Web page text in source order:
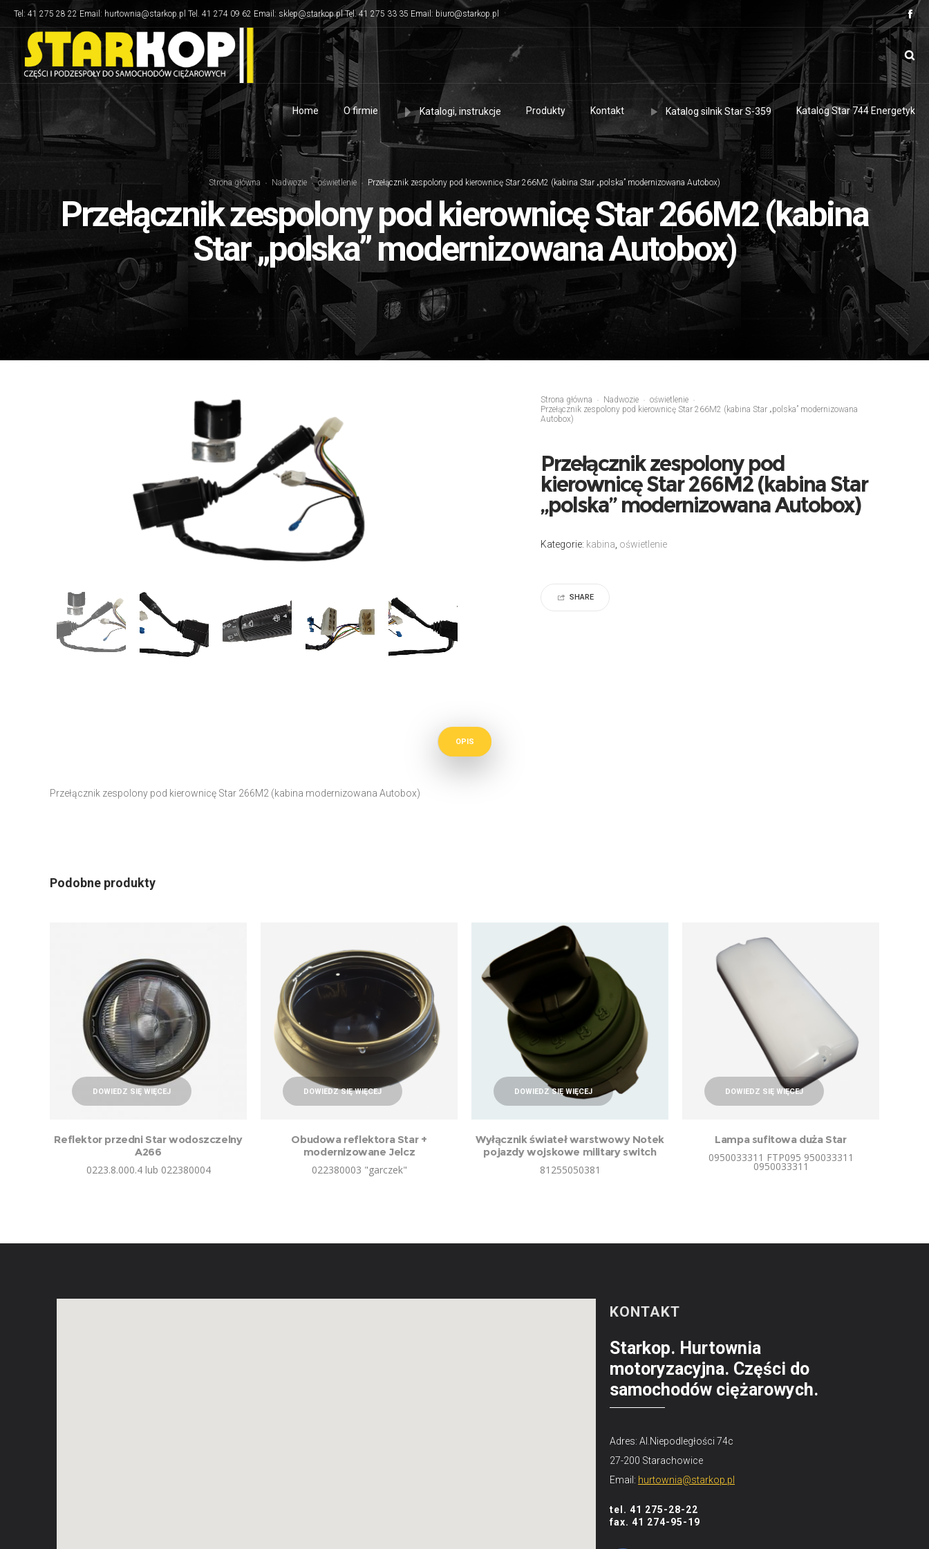
Tel: 41 275 28 22 Email: hurtownia@starkop.pl Tel. 41 274 09 62 Email: sklep@starkop.pl Tel. 41 275 33 35 Email: biuro@starkop.pl
Home O firmie Katalogi, instrukcje Produkty Kontakt Katalog silnik Star S-359 Katalog Star 744 Energetyk
Strona główna Nadwozie oświetlenie Przełącznik zespolony pod kierownicę Star 266M2 (kabina Star „polska” modernizowana Autobox)
Przełącznik zespolony pod kierownicę Star 266M2 (kabina
Star „polska” modernizowana Autobox)
Strona główna Nadwozie
oświetlenie
Przełącznik zespolony pod kierownicę Star 266M2 (kabina Star „polska” modernizowana
Autobox)
Przełącznik zespolony pod
kierownicę Star 266M2 (kabina Star
„polska” modernizowana Autobox)
Kategorie: kabina oświetlenie
SHARE
OPIS
Przełącznik zespolony pod kierownicę Star 266M2 (kabina modernizowana Autobox)
Podobne produkty
DOWIEDZ SIĘ WIĘCEJ
Reflektor przedni Star wodoszczelny
A266
0223.8.000.4 lub 022380004
DOWIEDZ SIĘ WIĘCEJ
Obudowa reflektora Star +
modernizowane Jelcz
022380003 "garczek"
DOWIEDZ SIĘ WIĘCEJ
Wyłącznik świateł warstwowy Notek
pojazdy wojskowe military switch
81255050381
DOWIEDZ SIĘ WIĘCEJ
Lampa sufitowa duża Star
0950033311 FTP095 950033311
0950033311
KONTAKT
Starkop. Hurtownia
motoryzacyjna. Części do
samochodów ciężarowych.
Adres: Al.Niepodległości 74c
27-200 Starachowice
Email: hurtownia@starkop.pl
tel. 41 275-28-22
fax. 41 274-95-19